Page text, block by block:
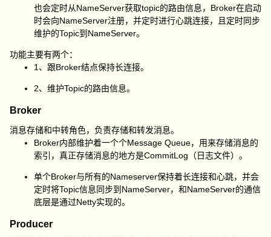
也会定时从NameServer获取topic的路由信息，Broker在启动
时会向NameServer注册，并定时进行心跳连接，且定时同步
维护的Topic到NameServer。
功能主要有两个：
1、跟Broker结点保持长连接。
2、维护Topic的路由信息。
Broker
消息存储和中转角色，负责存储和转发消息。
Broker内部维护着一个个Message Queue，用来存储消息的
索引，真正存储消息的地方是CommitLog（日志文件）。
单个Broker与所有的Nameserver保持着长连接和心跳，并会
定时将Topic信息同步到NameServer，和NameServer的通信
底层是通过Netty实现的。
Producer